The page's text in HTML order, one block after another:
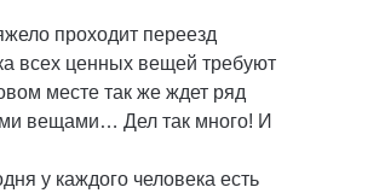
проходит переезд
всех ценных вещей требуют
месте так же ждет ряд
вещами… Дел так много! И
у каждого человека есть